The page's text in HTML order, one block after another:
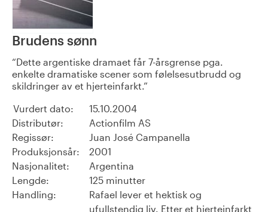
Brudens sønn
Dette argentiske dramaet får 7-årsgrense pga.
enkelte dramatiske scener som følelsesutbrudd og
skildringer av et hjerteinfarkt.
Vurdert dato:
15.10.2004
Distributør:
Actionfilm AS
Regissør:
Juan José Campanella
Produksjonsår:
2001
Nasjonalitet:
Argentina
Lengde:
125 minutter
Handling:
Rafael lever et hektisk og
ufullstendig liv. Etter et hjerteinfarkt